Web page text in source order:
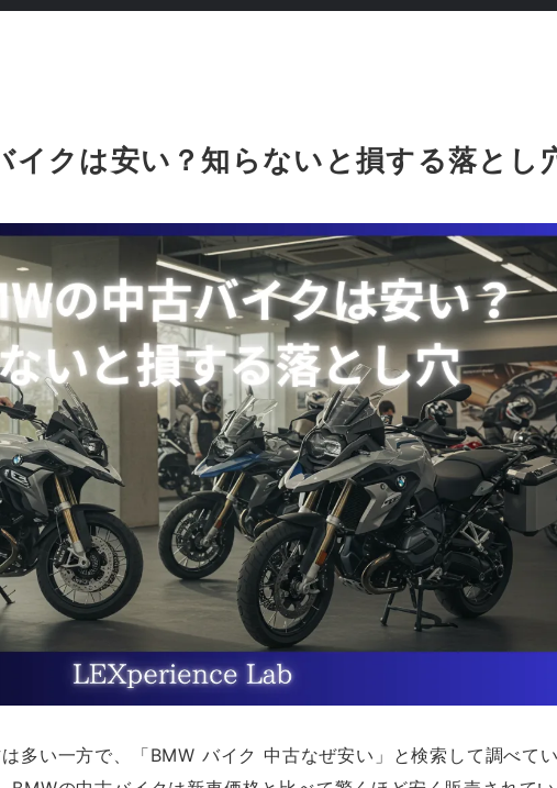
イクは安い？知らないと損する落とし
多い一方で、「BMW バイク 中古なぜ安い」と検索して調べて